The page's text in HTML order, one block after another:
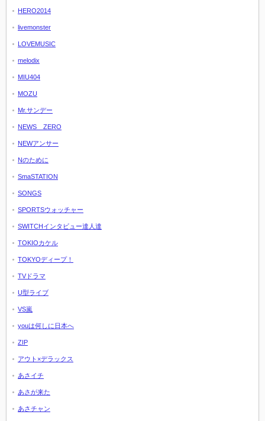
HERO2014
livemonster
LOVEMUSIC
melodix
MIU404
MOZU
Mr.サンデー
NEWS ZERO
NEWアンサー
Nのために
SmaSTATION
SONGS
SPORTSウォッチャー
SWITCHインタビュー達人達
TOKIOカケル
TOKYOディープ！
TVドラマ
U型ライブ
VS嵐
youは何しに日本へ
ZIP
アウト×デラックス
あさイチ
あさが来た
あさチャン